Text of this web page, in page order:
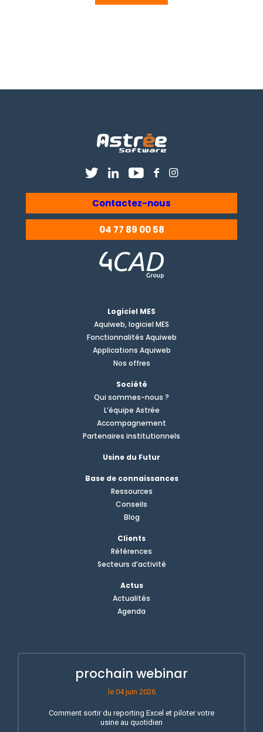
Contactez-nous
04 77 89 00 58
Logiciel MES
Aquiweb, logiciel MES
Fonctionnalités Aquiweb
Applications Aquiweb
Nos offres
Société
Qui sommes-nous ?
L’équipe Astrée
Accompagnement
Partenaires institutionnels
Usine du Futur
Base de connaissances
Ressources
Conseils
Blog
Clients
Références
Secteurs d’activité
Actus
Actualités
Agenda
prochain webinar
le 04 juin 2026
Comment sortir du reporting Excel et piloter votre
usine au quotidien